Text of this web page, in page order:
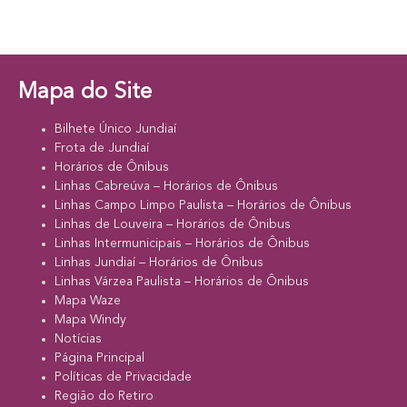
Mapa do Site
Bilhete Único Jundiaí
Frota de Jundiaí
Horários de Ônibus
Linhas Cabreúva – Horários de Ônibus
Linhas Campo Limpo Paulista – Horários de Ônibus
Linhas de Louveira – Horários de Ônibus
Linhas Intermunicipais – Horários de Ônibus
Linhas Jundiaí – Horários de Ônibus
Linhas Várzea Paulista – Horários de Ônibus
Mapa Waze
Mapa Windy
Notícias
Página Principal
Políticas de Privacidade
Região do Retiro